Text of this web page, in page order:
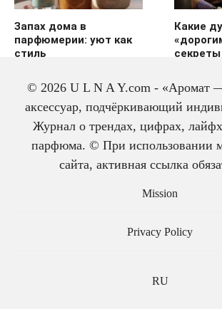
Запах дома в
парфюмерии: уют как
стиль
Какие
© 2026 U L N A Y.com - «Аромат
аксессуар, подчёркивающий
Журнал о трендах, цифрах,
парфюма. © При использовании
сайта, активная ссылка
Mission
Privacy Policy
RU